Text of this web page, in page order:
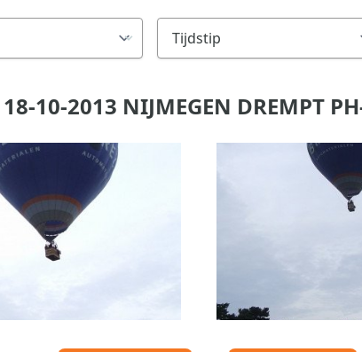
10-2013 NIJMEGEN DREMPT